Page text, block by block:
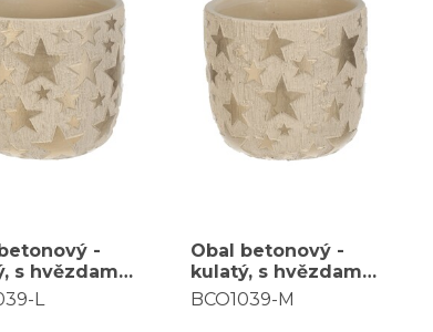
-
s hvězdami,
krémovo-
L
Obal betonový -
kulatý, s hvězdami,
vel. M, krémovo-
BCO1039-M